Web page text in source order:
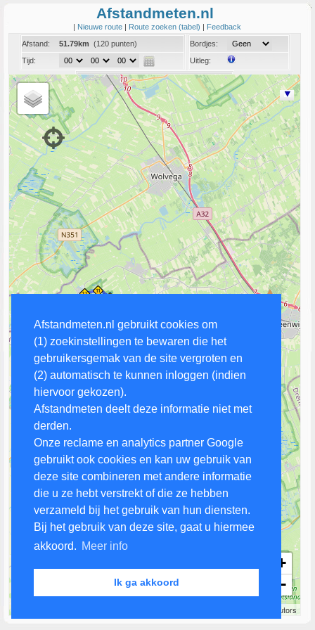
Afstandmeten.nl gebruikt cookies om
(1) zoekinstellingen te bewaren die het
gebruikersgemak van de site vergroten en
(2) automatisch te kunnen inloggen (indien
hiervoor gekozen).
Afstandmeten deelt deze informatie niet met
derden.
Onze reclame en analytics partner Google
gebruikt ook cookies en kan uw gebruik van
deze site combineren met andere informatie
die u ze hebt verstrekt of die ze hebben
verzameld bij het gebruik van hun diensten.
Bij het gebruik van deze site, gaat u hiermee
akkoord. Meer info
Ik ga akkoord
Afstandmeten.nl
| Nieuwe route | Route zoeken (tabel) | Feedback
Afstand:
51.79km (120 punten)
Tijd:
Bordjes:
Uitleg:
Coord:
Info: Link naar deze route
+
−
contributors